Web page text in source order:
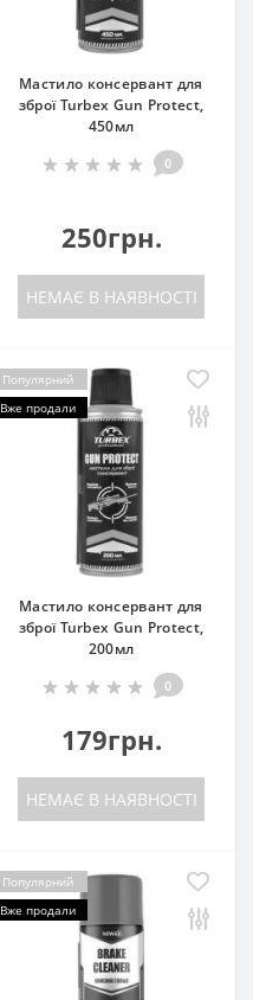
Мастило консервант для
зброї Turbex Gun Protect,
450мл
0
250грн.
НЕМАЄ В НАЯВНОСТІ
Популярний
Вже продали
Мастило консервант для
зброї Turbex Gun Protect,
200мл
0
179грн.
НЕМАЄ В НАЯВНОСТІ
Популярний
Вже продали